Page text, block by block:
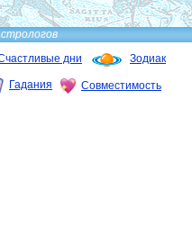
дни Зодиак
Гадания Совместимость